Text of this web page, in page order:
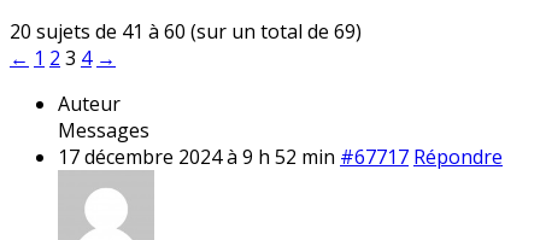
20 sujets de 41 à 60 (sur un total de 69)
← 1 2 3 4 →
Auteur
Messages
17 décembre 2024 à 9 h 52 min #67717 Répondre